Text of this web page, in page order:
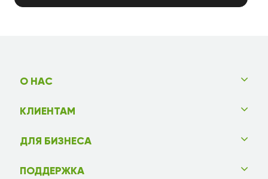
О НАС
КЛИЕНТАМ
ДЛЯ БИЗНЕСА
ПОДДЕРЖКА